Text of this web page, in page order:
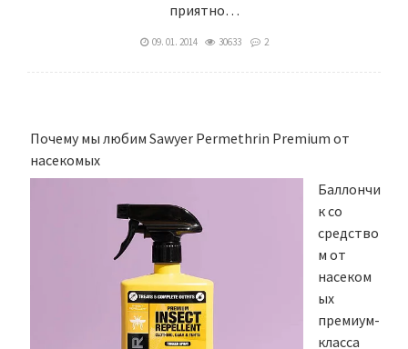
приятно…
09. 01. 2014 30633 2
Почему мы любим Sawyer Permethrin Premium от
насекомых
Баллончи
к со
средство
м от
насеком
ых
премиум-
класса